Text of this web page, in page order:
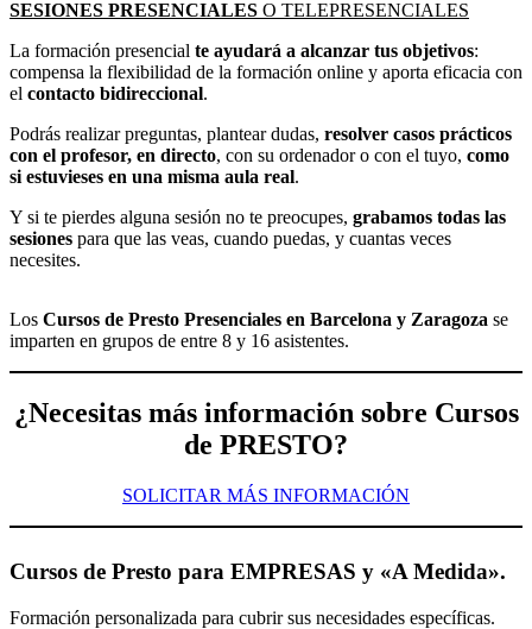
SESIONES PRESENCIALES O TELEPRESENCIALES
La formación presencial te ayudará a alcanzar tus objetivos:
compensa la flexibilidad de la formación online y aporta eficacia con
el contacto bidireccional.
Podrás realizar preguntas, plantear dudas, resolver casos prácticos
con el profesor, en directo, con su ordenador o con el tuyo, como
si estuvieses en una misma aula real.
Y si te pierdes alguna sesión no te preocupes, grabamos todas las
sesiones para que las veas, cuando puedas, y cuantas veces
necesites.
Los Cursos de Presto Presenciales en Barcelona y Zaragoza se
imparten en grupos de entre 8 y 16 asistentes.
¿Necesitas más información sobre Cursos
de PRESTO?
SOLICITAR MÁS INFORMACIÓN
Cursos de Presto para EMPRESAS y «A Medida».
Formación personalizada para cubrir sus necesidades específicas.